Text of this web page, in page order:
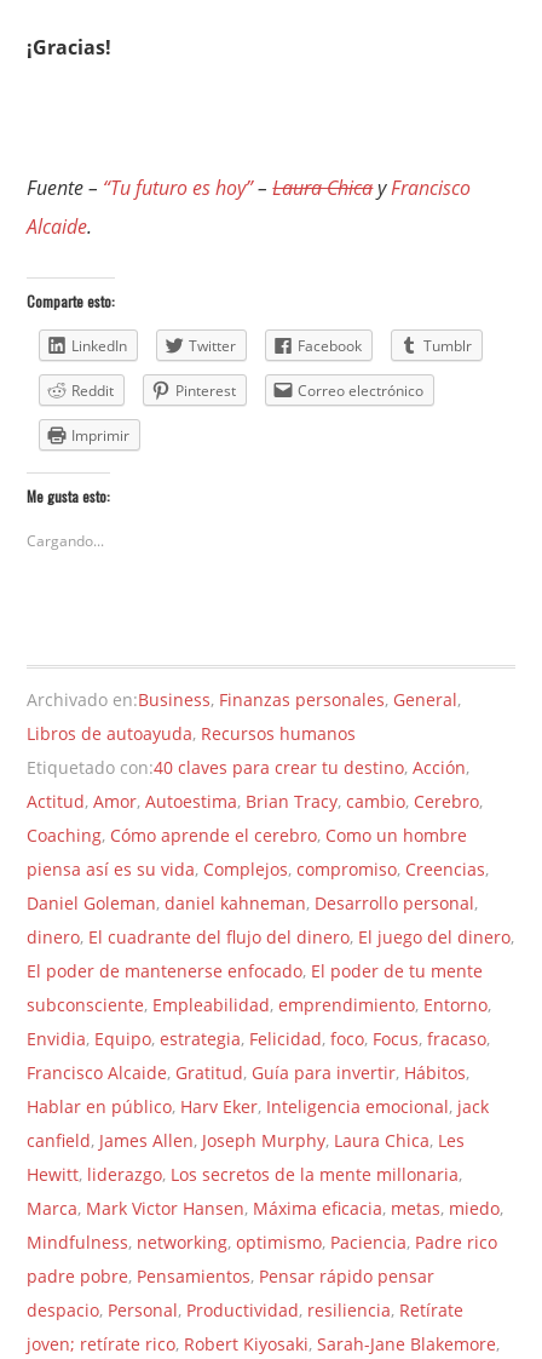
¡Gracias!
Fuente – “Tu futuro es hoy”–Laura ChicayFrancisco
Alcaide.
Comparte esto:
LinkedIn Twitter Facebook Tumblr
Reddit Pinterest Correo electrónico
Imprimir
Me gusta esto:
Cargando...
Archivado en:Business, Finanzas personales, General,
Libros de autoayuda, Recursos humanos
Etiquetado con:40 claves para crear tu destino,Acción,
Actitud,Amor,Autoestima, Brian Tracy,cambio, Cerebro,
Coaching, Cómo aprende el cerebro, Como un hombre
piensa así es su vida, Complejos,compromiso, Creencias,
Daniel Goleman,daniel kahneman, Desarrollo personal,
dinero, El cuadrante del flujo del dinero, El juego del dinero,
El poder de mantenerse enfocado, El poder de tu mente
subconsciente, Empleabilidad,emprendimiento, Entorno,
Envidia, Equipo,estrategia, Felicidad,foco, Focus,fracaso,
Francisco Alcaide, Gratitud, Guía para invertir, Hábitos,
Hablar en público, Harv Eker, Inteligencia emocional, jack
canfield, James Allen, Joseph Murphy, Laura Chica, Les
Hewitt, liderazgo, Los secretos de la mente millonaria,
Marca, Mark Victor Hansen, Máxima eficacia, metas, miedo,
Mindfulness, networking,optimismo, Paciencia, Padre rico
padre pobre, Pensamientos, Pensar rápido pensar
despacio, Personal, Productividad, resiliencia, Retírate
joven; retírate rico, Robert Kiyosaki,Sarah-Jane Blakemore,